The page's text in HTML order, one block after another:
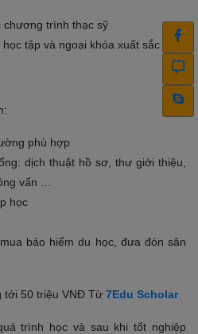
chương trình thạc sỹ
tập và ngoại khóa xuất sắc
phù hợp
dịch thuật hồ sơ, thư giới thiệu,
vấn …
học
bảo hiểm du học, đưa đón sân
tới 50 triệu VNĐ Từ 7Edu Scholar
trình học và sau khi tốt nghiệp